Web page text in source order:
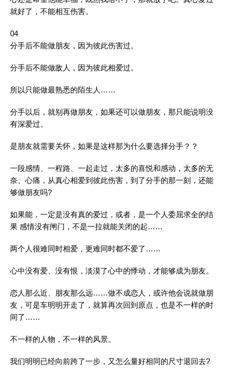
就好了，不能相互伤害。
04
分手后不能做朋友，因为彼此伤害过。
分手后不能做敌人，因为彼此相爱过。
所以只能做最熟悉的陌生人……
分手以后，就别再做朋友，如果还可以做朋友，那只能说明没
有深爱过。
是朋友就需要关怀，如果是这样那为什么要选择分手？？
一段感情、一程路、一起走过，太多的喜悦和感动，太多的无
奈、心痛，从真心相爱到彼此伤害，到了分手的那一刻，还能
够做朋友吗?
如果能，一定是没有真的爱过，或者，是一个人委屈求全的结
果 感情没有闸门，不是一拉就能关闭的起……
两个人很难同时相爱，更难同时都不爱了……
心中没有爱、没有恨，淡漠了心中的悸动，才能够成为朋友。
恋人那么近、朋友那么远……做不成恋人，或许他会说就做朋
友，可是车明明开走了，就算再次回到原点，也是不一样的时
间了……
不一样的人物，不一样的风景。
我们明明已经向前跨了一步，又怎么量好相同的尺寸退回去?